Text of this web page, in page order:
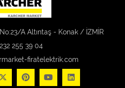
A Altıntaş - Konak / İZMİR
255 39 04
firatelektrik.com